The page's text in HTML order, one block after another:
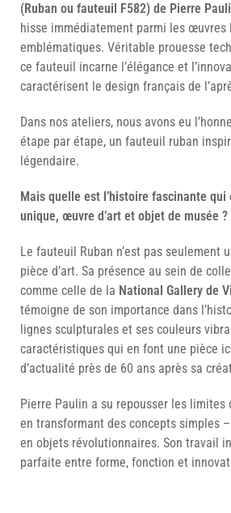
(Ruban ou fauteuil F582) de Pierre
hisse immédiatement parmi les œuvres
emblématiques. Véritable prouesse
ce fauteuil incarne l’élégance et
caractérisent le design français de
Dans nos ateliers, nous avons eu
étape par étape, un fauteuil ruban
légendaire.
Mais quelle est l’histoire fascinante
unique, œuvre d’art et objet de musée ?
Le fauteuil Ruban n’est pas seulement
pièce d’art. Sa présence au sein de
comme celle de la National Gallery de
témoigne de son importance dans
lignes sculpturales et ses couleurs
caractéristiques qui en font une pièce
d’actualité près de 60 ans après sa
Pierre Paulin a su repousser les limites
en transformant des concepts simples
en objets révolutionnaires. Son travail
parfaite entre forme, fonction et